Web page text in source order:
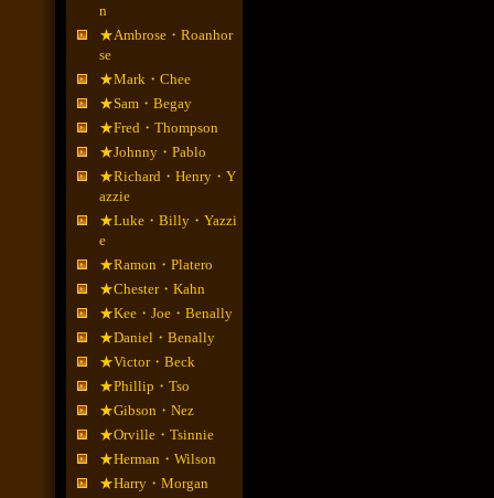
n
★Ambrose・Roanhor
se
★Mark・Chee
★Sam・Begay
★Fred・Thompson
★Johnny・Pablo
★Richard・Henry・Y
azzie
★Luke・Billy・Yazzi
e
★Ramon・Platero
★Chester・Kahn
★Kee・Joe・Benally
★Daniel・Benally
★Victor・Beck
★Phillip・Tso
★Gibson・Nez
★Orville・Tsinnie
★Herman・Wilson
★Harry・Morgan